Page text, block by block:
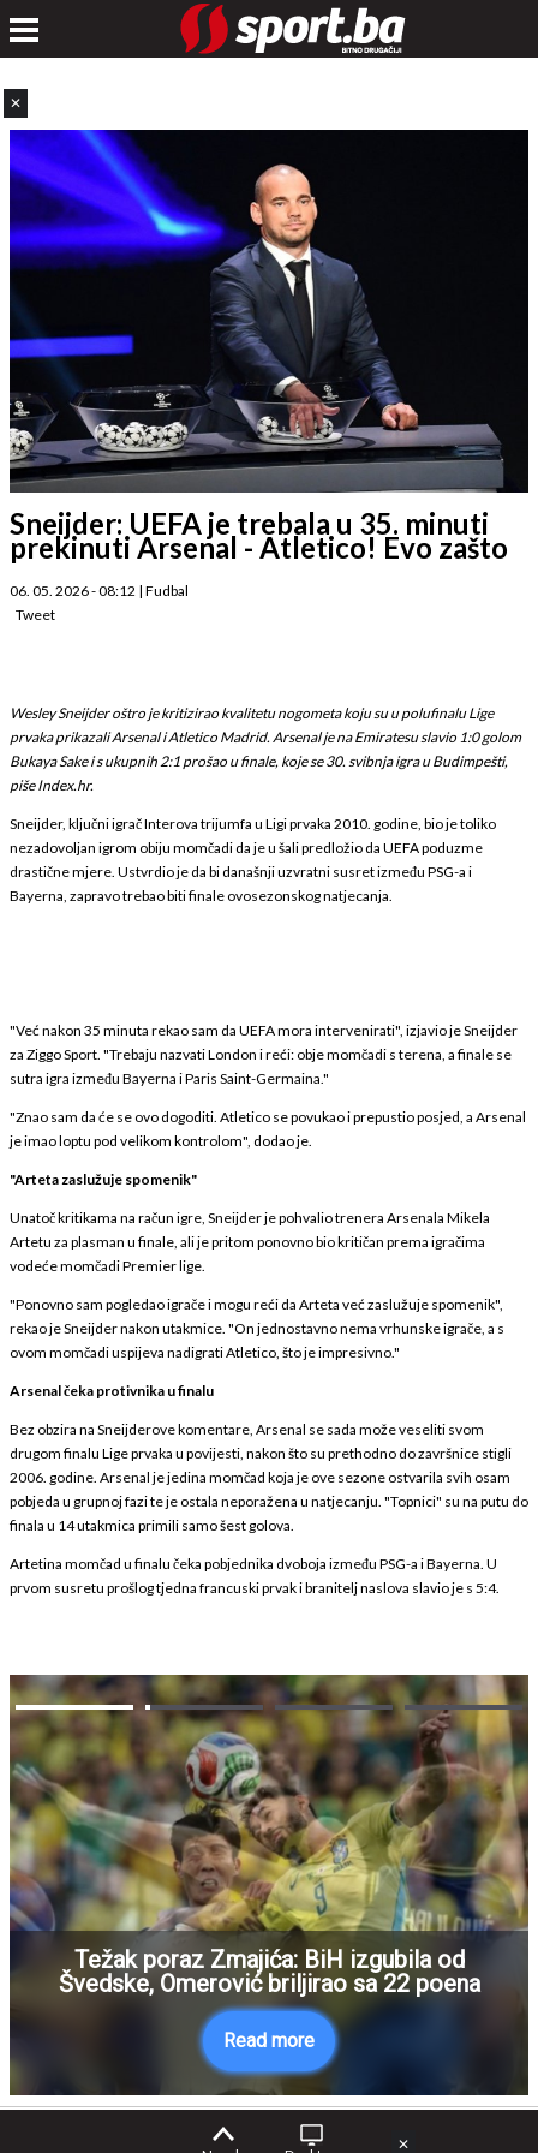
✕
Sneijder: UEFA je trebala u 35. minuti
prekinuti Arsenal - Atletico! Evo zašto
06. 05. 2026 - 08:12 | Fudbal
Tweet
Wesley Sneijder oštro je kritizirao kvalitetu nogometa koju su u polufinalu Lige
prvaka prikazali Arsenal i Atletico Madrid. Arsenal je na Emiratesu slavio 1:0 golom
Bukaya Sake i s ukupnih 2:1 prošao u finale, koje se 30. svibnja igra u Budimpešti,
piše Index.hr.
Sneijder, ključni igrač Interova trijumfa u Ligi prvaka 2010. godine, bio je toliko
nezadovoljan igrom obiju momčadi da je u šali predložio da UEFA poduzme
drastične mjere. Ustvrdio je da bi današnji uzvratni susret između PSG-a i
Bayerna, zapravo trebao biti finale ovosezonskog natjecanja.
"Već nakon 35 minuta rekao sam da UEFA mora intervenirati", izjavio je Sneijder
za Ziggo Sport. "Trebaju nazvati London i reći: obje momčadi s terena, a finale se
sutra igra između Bayerna i Paris Saint-Germaina."
"Znao sam da će se ovo dogoditi. Atletico se povukao i prepustio posjed, a Arsenal
je imao loptu pod velikom kontrolom", dodao je.
"Arteta zaslužuje spomenik"
Unatoč kritikama na račun igre, Sneijder je pohvalio trenera Arsenala Mikela
Artetu za plasman u finale, ali je pritom ponovno bio kritičan prema igračima
vodeće momčadi Premier lige.
"Ponovno sam pogledao igrače i mogu reći da Arteta već zaslužuje spomenik",
rekao je Sneijder nakon utakmice. "On jednostavno nema vrhunske igrače, a s
ovom momčadi uspijeva nadigrati Atletico, što je impresivno."
Arsenal čeka protivnika u finalu
Bez obzira na Sneijderove komentare, Arsenal se sada može veseliti svom
drugom finalu Lige prvaka u povijesti, nakon što su prethodno do završnice stigli
2006. godine. Arsenal je jedina momčad koja je ove sezone ostvarila svih osam
pobjeda u grupnoj fazi te je ostala neporažena u natjecanju. "Topnici" su na putu do
finala u 14 utakmica primili samo šest golova.
Artetina momčad u finalu čeka pobjednika dvoboja između PSG-a i Bayerna. U
prvom susretu prošlog tjedna francuski prvak i branitelj naslova slavio je s 5:4.
Težak poraz Zmajića: BiH izgubila od
Švedske, Omerović briljirao sa 22 poena
Read more
✕